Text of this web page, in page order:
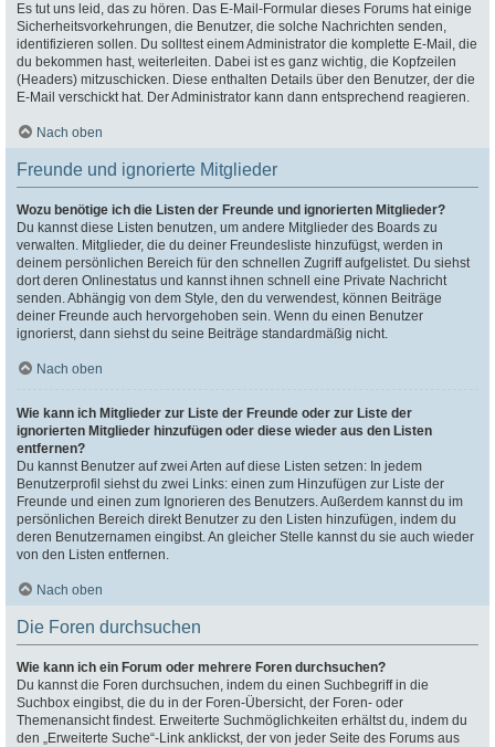
Es tut uns leid, das zu hören. Das E-Mail-Formular dieses Forums hat einige
Sicherheitsvorkehrungen, die Benutzer, die solche Nachrichten senden,
identifizieren sollen. Du solltest einem Administrator die komplette E-Mail, die
du bekommen hast, weiterleiten. Dabei ist es ganz wichtig, die Kopfzeilen
(Headers) mitzuschicken. Diese enthalten Details über den Benutzer, der die
E-Mail verschickt hat. Der Administrator kann dann entsprechend reagieren.
Nach oben
Freunde und ignorierte Mitglieder
Wozu benötige ich die Listen der Freunde und ignorierten Mitglieder?
Du kannst diese Listen benutzen, um andere Mitglieder des Boards zu
verwalten. Mitglieder, die du deiner Freundesliste hinzufügst, werden in
deinem persönlichen Bereich für den schnellen Zugriff aufgelistet. Du siehst
dort deren Onlinestatus und kannst ihnen schnell eine Private Nachricht
senden. Abhängig von dem Style, den du verwendest, können Beiträge
deiner Freunde auch hervorgehoben sein. Wenn du einen Benutzer
ignorierst, dann siehst du seine Beiträge standardmäßig nicht.
Nach oben
Wie kann ich Mitglieder zur Liste der Freunde oder zur Liste der
ignorierten Mitglieder hinzufügen oder diese wieder aus den Listen
entfernen?
Du kannst Benutzer auf zwei Arten auf diese Listen setzen: In jedem
Benutzerprofil siehst du zwei Links: einen zum Hinzufügen zur Liste der
Freunde und einen zum Ignorieren des Benutzers. Außerdem kannst du im
persönlichen Bereich direkt Benutzer zu den Listen hinzufügen, indem du
deren Benutzernamen eingibst. An gleicher Stelle kannst du sie auch wieder
von den Listen entfernen.
Nach oben
Die Foren durchsuchen
Wie kann ich ein Forum oder mehrere Foren durchsuchen?
Du kannst die Foren durchsuchen, indem du einen Suchbegriff in die
Suchbox eingibst, die du in der Foren-Übersicht, der Foren- oder
Themenansicht findest. Erweiterte Suchmöglichkeiten erhältst du, indem du
den „Erweiterte Suche“-Link anklickst, der von jeder Seite des Forums aus